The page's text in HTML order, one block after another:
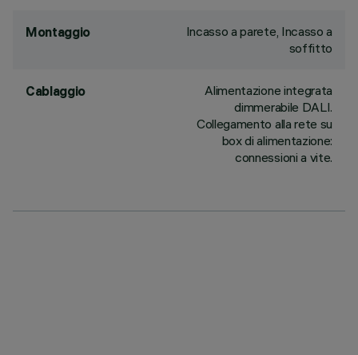
Montaggio
Incasso a parete, Incasso a
soffitto
Cablaggio
Alimentazione integrata
dimmerabile DALI.
Collegamento alla rete su
box di alimentazione:
connessioni a vite.